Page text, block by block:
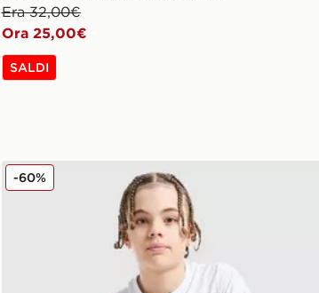
Era 32,00€
Ora 25,00€
SALDI
Hoodrich Maglia Ritual Junior
-60%